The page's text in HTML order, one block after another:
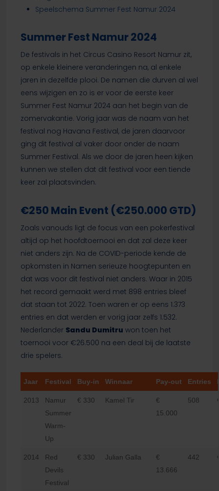
Speelschema Summer Fest Namur 2024
Summer Fest Namur 2024
De festivals in het Circus Casino Resort Namur zit,
op enkele kleinere veranderingen na, al enkele
jaren in dezelfde plooi. De namen die durven al wel
eens wijzigen en zo is er voor de eerste keer
Summer Fest Namur 2024 aan het begin van de
zomervakantie. Vorig jaar was de naam van het
festival nog Havana Festival, de jaren daarvoor
ging dit festival al vaker door onder de naam
Summer Festival. Als we door de jaren heen kijken
kunnen we stellen dat dit festival voor een tiende
keer zal plaatsvinden.
€250 Main Event (€250.000 GTD)
Zoals vanouds ligt de focus van een pokerfestival
altijd op het hoofdtoernooi en dat zal deze keer
niet anders zijn. Na de COVID-periode kende de
opkomsten in Namen serieuze hoogtepunten en
dat was voor dit festival niet anders. Waar in 2015
het record gemaakt werd met 898 entries bleef
dat staan tot 2022. Toen waren er op eens 1.373
entries en dat werden er vorig jaar zelfs 1.532.
Nederlander Sandu Dumitru won toen het
toernooi voor €26.500 na een deal bij de laatste
drie spelers.
Jaar Festival Buy-in Winnaar Pay-out Entries
2013
Namur
Summer
Warm-
Up
€ 330 Kamel Tir
€
15.000
508
2014
Red
Devils
Festival
€ 330 Julian Galla
€
13.666
442